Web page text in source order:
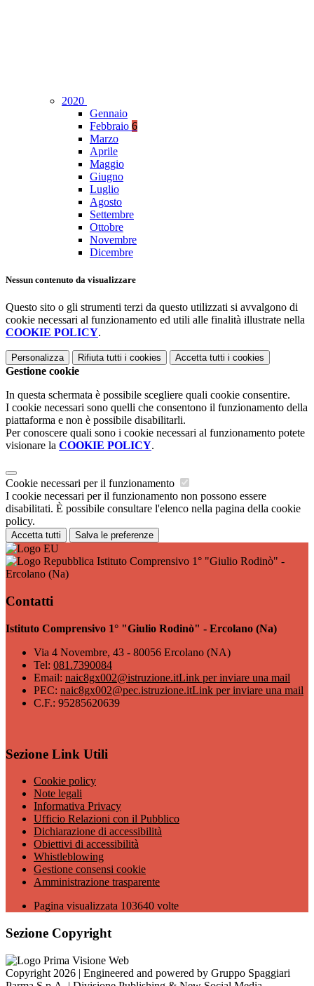
2020
Gennaio
Febbraio 6
Marzo
Aprile
Maggio
Giugno
Luglio
Agosto
Settembre
Ottobre
Novembre
Dicembre
Nessun contenuto da visualizzare
Questo sito o gli strumenti terzi da questo utilizzati si avvalgono di
cookie necessari al funzionamento ed utili alle finalità illustrate nella
COOKIE POLICY.
Personalizza Rifiuta tutti i cookies Accetta tutti i cookies
Gestione cookie
In questa schermata è possibile scegliere quali cookie consentire.
I cookie necessari sono quelli che consentono il funzionamento della
piattaforma e non è possibile disabilitarli.
Per conoscere quali sono i cookie necessari al funzionamento potete
visionare la COOKIE POLICY.
Cookie necessari per il funzionamento
I cookie necessari per il funzionamento non possono essere
disabilitati. È possibile consultare l'elenco nella pagina della cookie
policy.
Accetta tutti Salva le preferenze
Istituto Comprensivo 1° "Giulio Rodinò" -
Ercolano (Na)
Contatti
Istituto Comprensivo 1° "Giulio Rodinò" - Ercolano (Na)
Via 4 Novembre, 43 - 80056 Ercolano (NA)
Tel: 081.7390084
Email: naic8gx002@istruzione.itLink per inviare una mail
PEC: naic8gx002@pec.istruzione.itLink per inviare una mail
C.F.: 95285620639
Sezione Link Utili
Cookie policy
Note legali
Informativa Privacy
Ufficio Relazioni con il Pubblico
Dichiarazione di accessibilità
Obiettivi di accessibilità
Whistleblowing
Gestione consensi cookie
Amministrazione trasparente
Pagina visualizzata 103640 volte
Sezione Copyright
Copyright 2026 | Engineered and powered by Gruppo Spaggiari